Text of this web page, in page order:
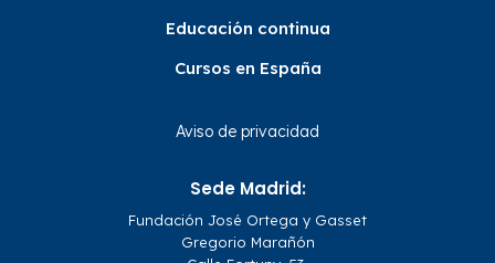
Educación continua
Cursos en España
Aviso de privacidad
Sede Madrid:
Fundación José Ortega y Gasset
Gregorio Marañón